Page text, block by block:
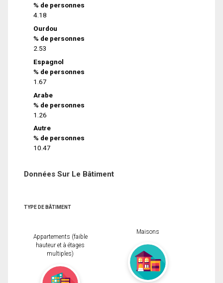
% de personnes
4.18
Ourdou
% de personnes
2.53
Espagnol
% de personnes
1.67
Arabe
% de personnes
1.26
Autre
% de personnes
10.47
Données Sur Le Bâtiment
TYPE DE BÂTIMENT
Appartements (faible
hauteur et à étages
multiples)
Maisons